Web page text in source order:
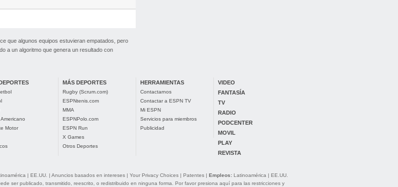
que algunos equipos estuvieran empatados, pero
a un algoritmo que genera un resultado con
Motor
MÁS DEPORTES
Rugby (Scrum.com)
ESPNtenis.com
MMA
ESPNPolo.com
ESPN Run
X Games
Otros Deportes
HERRAMIENTAS
Contactarnos
Contactar a ESPN TV
Mi ESPN
Servicios para miembros
Publicidad
VIDEO
FANTASÍA
TV
RADIO
PODCENTER
MOVIL
PLAY
REVISTA
| EE.UU. | Anuncios basados en intereses| Your Privacy Choices| Patentes| Empleos: Latinoamérica | EE.UU.
ser publicado, transmitido, reescrito, o redistribuido en ninguna forma. Por favor presiona aquí para las restricciones y